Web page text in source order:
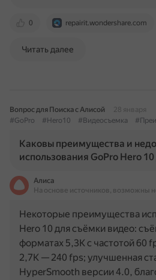
0 repairit.wondershare.com
Читать далее
Вопрос для Поиска с Алисой
28 января
#GoPro
#Hero10 #Видеосъемка
Каковы преимущества и
использования GoPro Hero
Алиса
На основе источников, возможны
Некоторые преимущества
Hero 10 для съёмки видео:
форматах 5,3K с частотой 60
2,7K — 240 fps; улучшенная
HyperSmooth версии 4.0,